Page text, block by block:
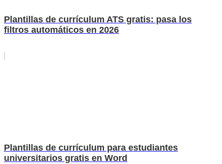
Plantillas de currículum ATS gratis: pasa los
filtros automáticos en 2026
Plantillas de currículum para estudiantes
universitarios gratis en Word